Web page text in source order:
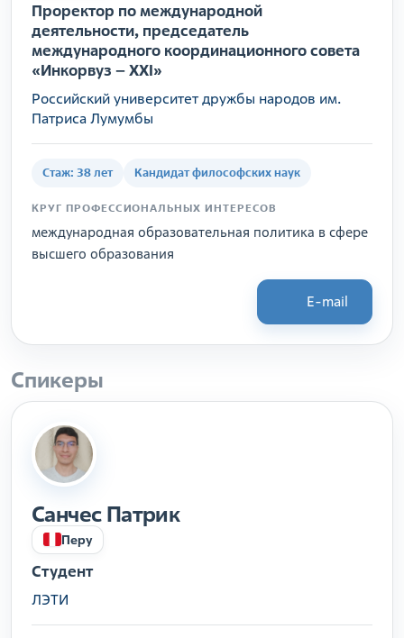
Проректор по международной
деятельности, председатель
международного координационного совета
«Инкорвуз – XXI»
Российский университет дружбы народов им.
Патриса Лумумбы
Стаж: 38 лет Кандидат философских наук
КРУГ ПРОФЕССИОНАЛЬНЫХ ИНТЕРЕСОВ
международная образовательная политика в сфере
высшего образования
E-mail
Спикеры
Санчес Патрик
Перу
Cтудент
ЛЭТИ